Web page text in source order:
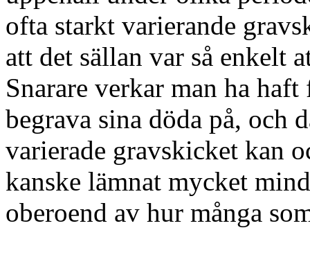
ofta starkt varierande
att det sällan var så enkelt
Snarare verkar man ha
begrava sina döda på, och
varierade gravskicket kan
kanske lämnat mycket
oberoend av hur många